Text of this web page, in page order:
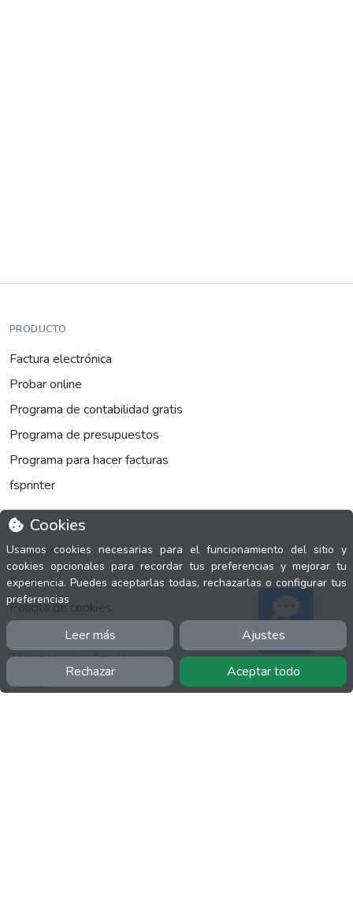
Cookies
Usamos cookies necesarias para el funcionamiento del sitio y
cookies opcionales para recordar tus preferencias y mejorar tu
experiencia. Puedes aceptarlas todas, rechazarlas o configurar tus
preferencias
Leer más Ajustes
Rechazar Aceptar todo
PRODUCTO
Factura electrónica
Probar online
Programa de contabilidad gratis
Programa de presupuestos
Programa para hacer facturas
fsprinter
INFORMACIÓN
Facebook
Polícita de cookies
Política de privacidad
Términos y condiciones
Twitter
Soporte